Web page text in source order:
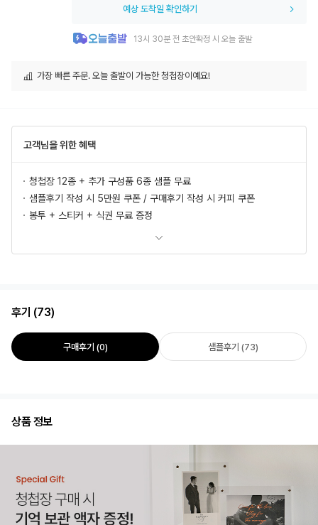
예상 도착일 확인하기
13시 30분 전 초안확정 시 오늘 출발
가장 빠른 주문. 오늘 출발이 가능한 청첩장이예요!
고객님을 위한 혜택
청첩장 12종 + 추가 구성품 6종 샘플 무료
샘플후기 작성 시 5만원 쿠폰 / 구매후기 작성 시 커피 쿠폰
봉투 + 스티커 + 식권 무료 증정
후기 (73)
구매후기 (0) 샘플후기 (73)
상품 정보